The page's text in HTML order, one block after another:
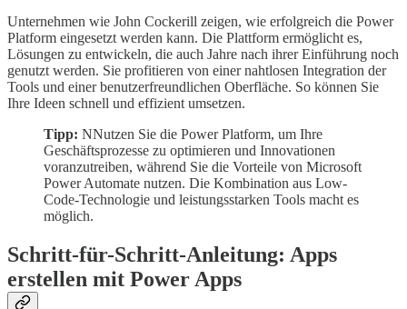
Unternehmen wie John Cockerill zeigen, wie erfolgreich die Power
Platform eingesetzt werden kann. Die Plattform ermöglicht es,
Lösungen zu entwickeln, die auch Jahre nach ihrer Einführung noch
genutzt werden. Sie profitieren von einer nahtlosen Integration der
Tools und einer benutzerfreundlichen Oberfläche. So können Sie
Ihre Ideen schnell und effizient umsetzen.
Tipp: NNutzen Sie die Power Platform, um Ihre
Geschäftsprozesse zu optimieren und Innovationen
voranzutreiben, während Sie die Vorteile von Microsoft
Power Automate nutzen. Die Kombination aus Low-
Code-Technologie und leistungsstarken Tools macht es
möglich.
Schritt-für-Schritt-Anleitung: Apps
erstellen mit Power Apps